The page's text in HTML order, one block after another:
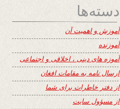
دسته‌ها
آموزش و اهمیت آن
آموزنده
آموزه های دینی ، اخلاقی و اجتماعی
ارسال نامه به مقامات افغان
از دفتر خاطرات برای شما
از مسؤول سایت